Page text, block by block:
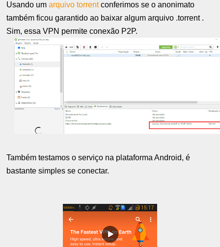
Usando umarquivo torrentconferimos se o anonimato
também ficou garantido ao baixar algum arquivo .torrent .
Sim, essa VPN permite conexão P2P.
Também testamos o serviço na plataforma Android, é
bastante simples se conectar.